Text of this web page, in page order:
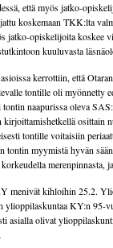
että myös jatko-
koskemaan TKK:lta
jatko-opiskelijoita koskee
kuuluvasta
kerrottiin, että
tontille oli myönnetty
naapurissa oleva
osittain
tontille voitaisiin
tontin myymistä hyvän
merenpinnasta,
menivät kihloihin 25.2.
ylioppilaskuntaa KY:n 95-
asialla olivat